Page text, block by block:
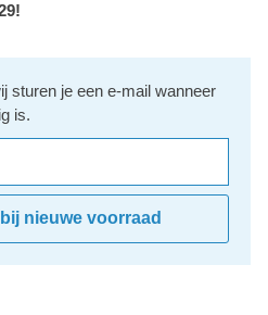
sturen je een e-mail wanneer
is.
nieuwe voorraad